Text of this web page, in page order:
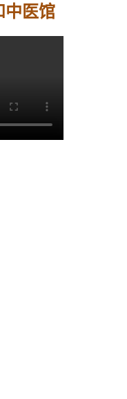
中医馆